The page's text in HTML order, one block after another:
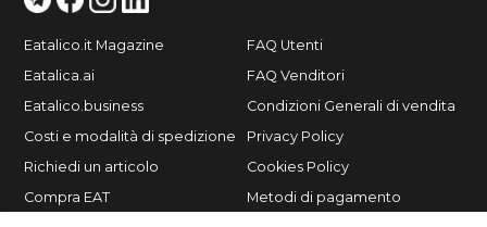
Eatalico.it Magazine
Eatalica.ai
Eatalico.business
Costi e modalità di spedizione
Richiedi un articolo
Compra EAT
FAQ Utenti
FAQ Venditori
Condizioni Generali di vendita
Privacy Policy
Cookies Policy
Metodi di pagamento